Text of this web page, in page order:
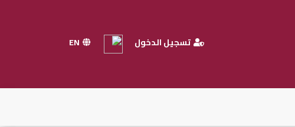
تسجيل الدخول